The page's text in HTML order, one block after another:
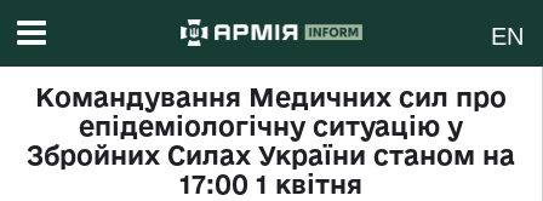
EN
Командування Медичних сил про
епідеміологічну ситуацію у
Збройних Силах України станом на
17:00 1 квітня